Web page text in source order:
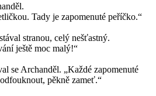
Tady je zapomenuté peříčko.“
stranou, celý nešťastný.
ještě moc malý!“
se Archanděl. „Každé zapomenuté
pěkně zameť.“